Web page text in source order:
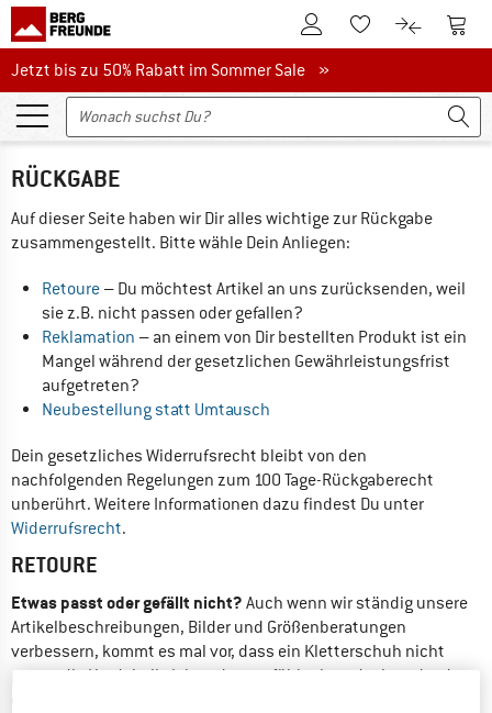
Zum KundenkontoZum Merkzettel.
Zum Zum
Jetzt bis zu 50% Rabatt im Sommer Sale
Jetzt bis zu 50% Rabatt im Sommer Sale »
RÜCKGABE
Auf dieser Seite haben wir Dir alles wichtige zur Rückgabe
zusammengestellt. Bitte wähle Dein Anliegen:
Retoure – Du möchtest Artikel an uns zurücksenden, weil
sie z.B. nicht passen oder gefallen?
Reklamation – an einem von Dir bestellten Produkt ist ein
Mangel während der gesetzlichen Gewährleistungsfrist
aufgetreten?
Neubestellung statt Umtausch
Dein gesetzliches Widerrufsrecht bleibt von den
nachfolgenden Regelungen zum 100 Tage-Rückgaberecht
unberührt. Weitere Informationen dazu findest Du unter
Widerrufsrecht.
RETOURE
Etwas passt oder gefällt nicht? Auch wenn wir ständig unsere
Artikelbeschreibungen, Bilder und Größenberatungen
verbessern, kommt es mal vor, dass ein Kletterschuh nicht
passt, die Hardshell sich anders anfühlt als gedacht, oder dass